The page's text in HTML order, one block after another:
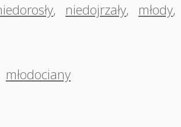
, niedojrzały, młody,
młodociany